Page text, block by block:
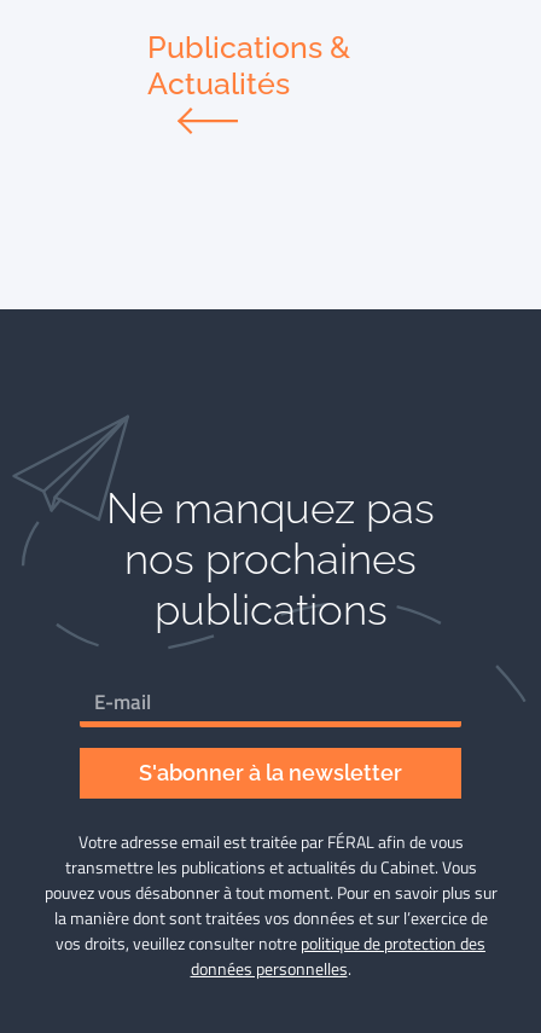
Publications &
Actualités
Ne manquez pas
nos prochaines
publications
S'abonner à la newsletter
Votre adresse email est traitée par FÉRAL afin de vous
transmettre les publications et actualités du Cabinet. Vous
pouvez vous désabonner à tout moment. Pour en savoir plus sur
la manière dont sont traitées vos données et sur l’exercice de
vos droits, veuillez consulter notrepolitique de protection des
données personnelles.